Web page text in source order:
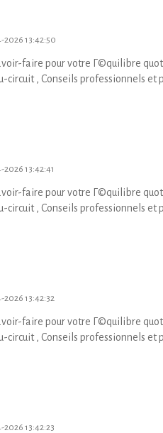
2026 13:42:50
faire pour votre Г©quilibre
circuit , Conseils professionnels
13:42:41
faire pour votre Г©quilibre
circuit , Conseils professionnels
13:42:32
faire pour votre Г©quilibre
circuit , Conseils professionnels
13:42:23